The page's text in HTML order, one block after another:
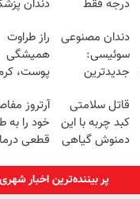
درجه فقط
🔥 پرداخت
درب منزل
دندان
کننده خانگی
دندان مصنوعی
سوئیسی:
جدیدترین
سبک و مقاوم |
پرداخت قسطی
راز طراوت
همیشگی
پوست،
با 45%تخفیف
قاتل سلامتی
کبد چربه با این
دمنوش گیاهی
آرتروز
خود را به
قطعی
پر بیننده‌ترین اخبار شهری